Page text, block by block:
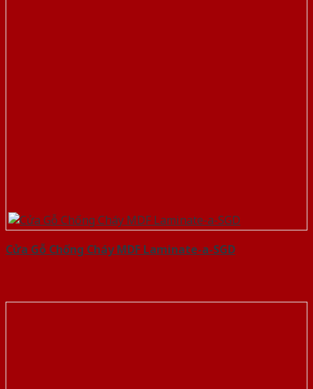
Cửa Gỗ Chống Cháy MDF Laminate-a-SGD